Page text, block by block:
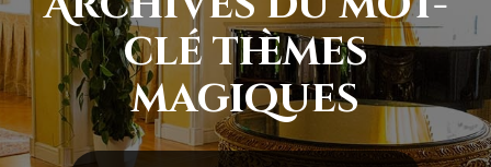
clé thèmes
magiques